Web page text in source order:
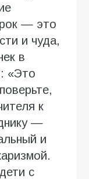
— это
и чуда,
в
«Это
к
—
и
с